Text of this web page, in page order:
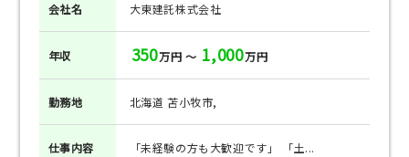
会社名 大東建託株式会社
年収 350万円 ～ 1,000万円
勤務地 北海道 苫小牧市,
仕事内容 「未経験の方も大歓迎です」 「土...